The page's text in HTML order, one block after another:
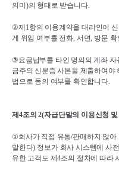
의미 )의 형태로 받습니다.
②제 1항의 이용계약을 대리인이
게 위임 여부를 전화, 서면, 방문 확
③요금납부를 타인 명의의 계좌
금주의 신분증 사본을 제출하여야
법으로 동의 여부를 확인합니다.
제 4조의 2(자급단말의 이용신청
①회사가 직접 유통/판매하지 않아
말한다) 정보가 회사 시스템에 사
유한 고객도 제4조의 절차에 따라